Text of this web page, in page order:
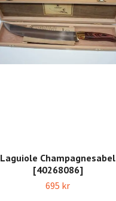
Laguiole Champagnesabel
[40268086]
695 kr